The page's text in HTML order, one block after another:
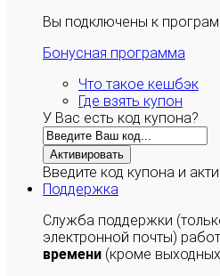
Вы подключены к
Бонусная программа
Что такое кешбэк
Где взять купон
У Вас есть код купона?
Активировать
Введите код купона и
Поддержка
Служба поддержки
электронной почты)
времени (кроме